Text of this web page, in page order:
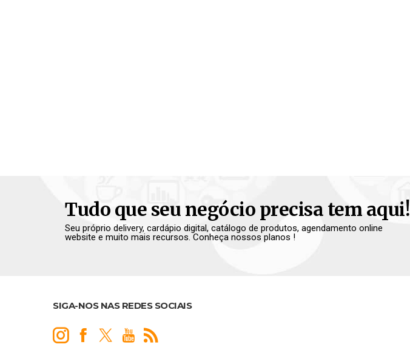
Tudo que seu negócio precisa tem aqui!
Seu próprio delivery, cardápio digital, catálogo de produtos, agendamento online
website e muito mais recursos. Conheça nossos planos !
SIGA-NOS NAS REDES SOCIAIS